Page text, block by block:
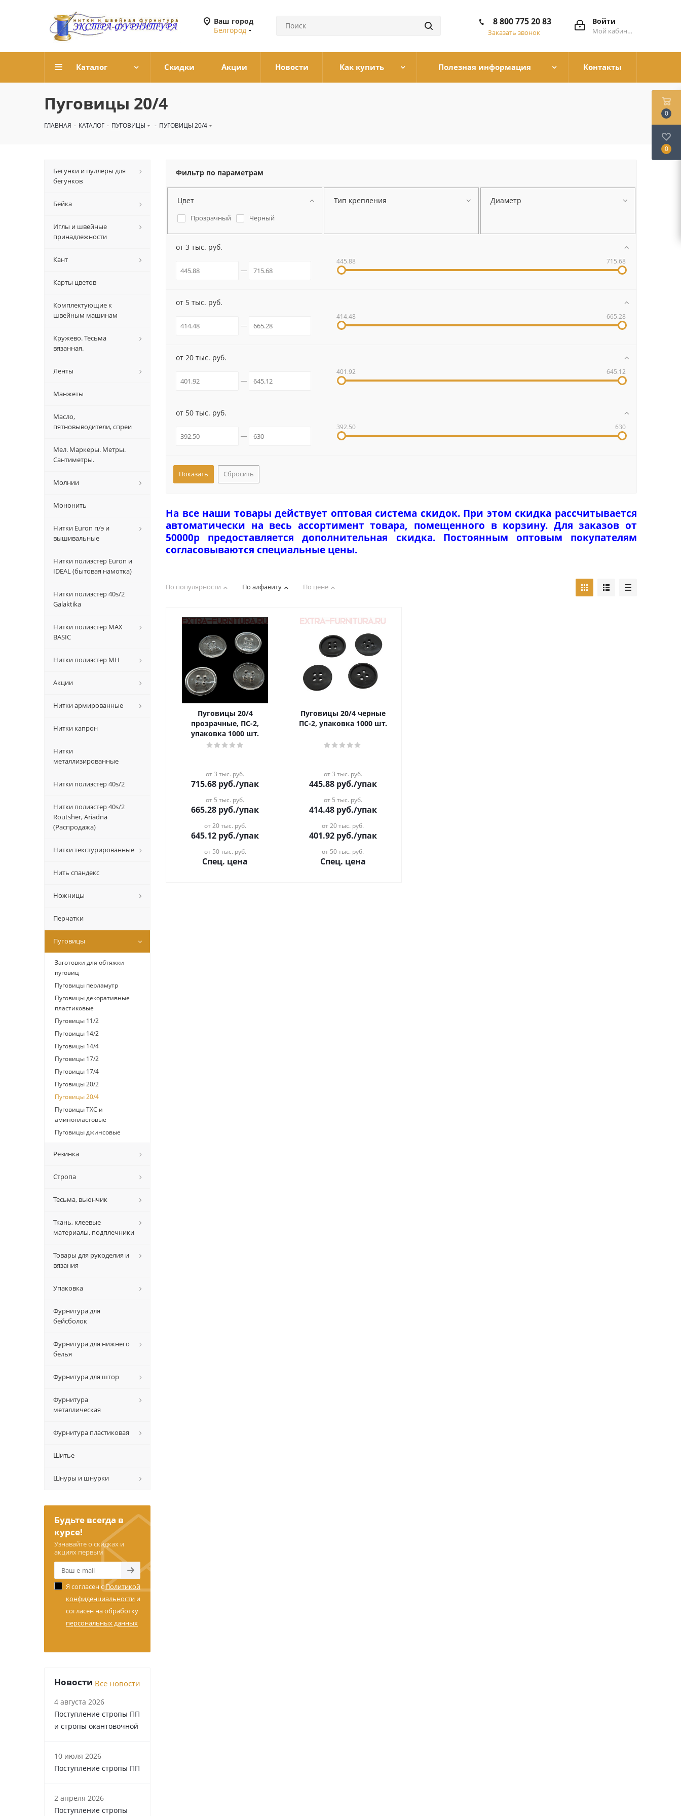
Ваш город
Белгород
Войти
Мой кабинет
8 800 775 20 83
Заказать звонок
Каталог Скидки Акции Новости Как купить Полезная информация Контакты
Пуговицы 20/4
ГЛАВНАЯ - КАТАЛОГ - ПУГОВИЦЫ - ПУГОВИЦЫ 20/4
Фильтр по параметрам
Цвет
Прозрачный Черный
Тип крепления Диаметр
от 3 тыс. руб.
445.88 715.68
от 5 тыс. руб.
414.48 665.28
от 20 тыс. руб.
401.92 645.12
от 50 тыс. руб.
392.50 630
Сбросить
На все наши товары действует оптовая система скидок. При этом скидка рассчитывается
автоматически на весь ассортимент товара, помещенного в корзину. Для заказов от
50000р предоставляется дополнительная скидка. Постоянным оптовым покупателям
согласовываются специальные цены.
По популярности По алфавиту По цене
Пуговицы 20/4
прозрачные, ПС-2,
упаковка 1000 шт.
от 3 тыс. руб.
715.68 руб./упак
от 5 тыс. руб.
665.28 руб./упак
от 20 тыс. руб.
645.12 руб./упак
от 50 тыс. руб.
Спец. цена
Пуговицы 20/4 черные
ПС-2, упаковка 1000 шт.
от 3 тыс. руб.
445.88руб./упак
от 5 тыс. руб.
414.48руб./упак
от 20 тыс. руб.
401.92руб./упак
от 50 тыс. руб.
Спец. цена
Бегунки и пуллеры для
бегунков
Бейка
Иглы и швейные
принадлежности
Кант
Карты цветов
Комплектующие к
швейным машинам
Кружево. Тесьма
вязанная.
Ленты
Манжеты
Масло,
пятновыводители, спреи
Мел. Маркеры. Метры.
Сантиметры.
Молнии
Мононить
Нитки Euron п/э и
вышивальные
Нитки полиэстер Euron и
IDEAL (бытовая намотка)
Нитки полиэстер 40s/2
Galaktika
Нитки полиэстер MAX
BASIC
Нитки полиэстер MH
Акции
Нитки армированные
Нитки капрон
Нитки
металлизированные
Нитки полиэстер 40s/2
Нитки полиэстер 40s/2
Routsher, Ariadna
(Распродажа)
Нитки текстурированные
Нить спандекс
Ножницы
Перчатки
Пуговицы
Заготовки для обтяжки
пуговиц
Пуговицы перламутр
Пуговицы декоративные
пластиковые
Пуговицы 11/2
Пуговицы 14/2
Пуговицы 14/4
Пуговицы 17/2
Пуговицы 17/4
Пуговицы 20/2
Пуговицы 20/4
Пуговицы ТХС и
аминопластовые
Пуговицы джинсовые
Резинка
Стропа
Тесьма, вьюнчик
Ткань, клеевые
материалы, подплечники
Товары для рукоделия и
вязания
Упаковка
Фурнитура для
бейсболок
Фурнитура для нижнего
белья
Фурнитура для штор
Фурнитура
металлическая
Фурнитура пластиковая
Шитье
Шнуры и шнурки
Будьте всегда в
курсе!
Узнавайте о скидках и
акциях первым
Я согласен сПолитикой
конфиденциальности и
согласен на обработку
персональных данных
Новости Все новости
4 августа 2026
Поступление стропы ПП
и стропы окантовочной
10 июля 2026
Поступление стропы ПП
2 апреля 2026
Поступление стропы
0
0